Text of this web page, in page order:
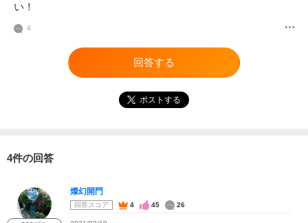
い！
4
回答する
ポストする
4件の回答
燦幻開門
回答スコア 4 45 26